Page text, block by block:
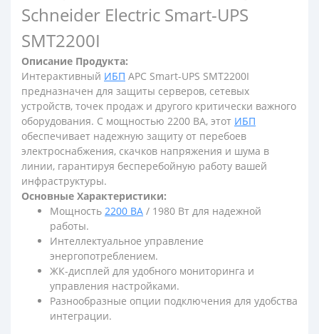
Schneider Electric Smart-UPS
SMT2200I
Описание Продукта:
Интерактивный ИБП APC Smart-UPS SMT2200I
предназначен для защиты серверов, сетевых
устройств, точек продаж и другого критически важного
оборудования. С мощностью 2200 ВА, этот ИБП
обеспечивает надежную защиту от перебоев
электроснабжения, скачков напряжения и шума в
линии, гарантируя бесперебойную работу вашей
инфраструктуры.
Основные Характеристики:
Мощность 2200 ВА / 1980 Вт для надежной
работы.
Интеллектуальное управление
энергопотреблением.
ЖК-дисплей для удобного мониторинга и
управления настройками.
Разнообразные опции подключения для удобства
интеграции.